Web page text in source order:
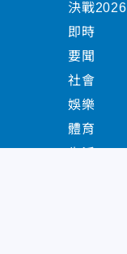
決戰2026
即時
要聞
社會
娛樂
體育